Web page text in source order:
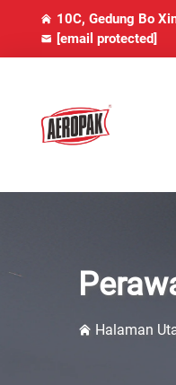
10C, Gedung Bo
[email protected]
Halaman